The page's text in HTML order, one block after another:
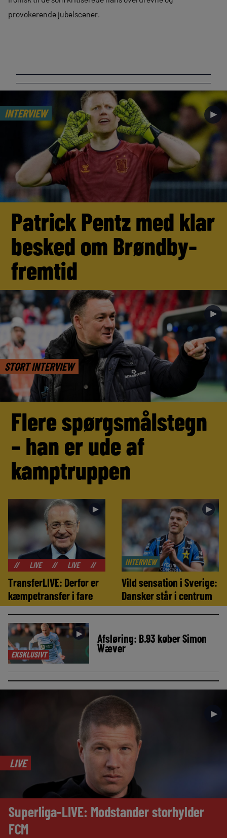
provokerende jubelscener.
INTERVIEW ►
Patrick Pentz med klar
besked om Brøndby-
fremtid
STORT INTERVIEW
►
Flere spørgsmålstegn
– han er ude af
kamptruppen
►
LIVE LIVE // LIVE // LIVE //
TransferLIVE: Derfor er
kæmpetransfer i fare
INTERVIEW
►
Vild sensation i Sverige:
Dansker står i centrum
EKSKLUSIVT
► Afsløring: B.93 køber Simon
Wæver
►
LIVE
Superliga-LIVE: Modstander storhylder
FCM